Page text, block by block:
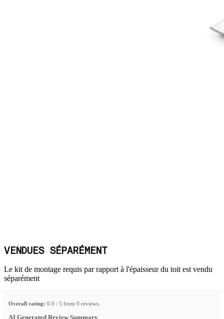
VENDUES SÉPARÉMENT
Le kit de montage requis par rapport à l'épaisseur du toit est vendu
séparément
Overall rating: 0.0 / 5 from 0 reviews.
AI Generated Review Summary